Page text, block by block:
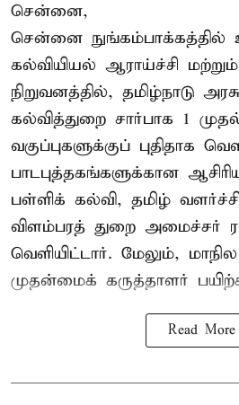
சென்னை,
சென்னை நுங்கம்பாக்கத்தில்
கல்வியியல் ஆராய்ச்சி மற்றும்
நிறுவனத்தில், தமிழ்நாடு
கல்வித்துறை சார்பாக 1
வகுப்புகளுக்குப் புதிதாக
பாடபுத்தகங்களுக்கான
பள்ளிக் கல்வி, தமிழ்
விளம்பரத் துறை அமைச்சர்
வெளியிட்டார். மேலும்,
முதன்மைக் கருத்தாளர்
Read More